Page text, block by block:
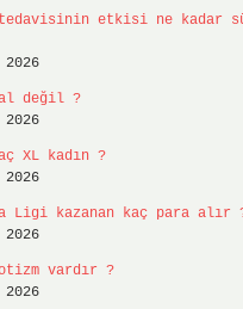
etkisi ne kadar
değil ?
XL kadın ?
2026
Ligi kazanan kaç para alır
2026
vardır ?
2026